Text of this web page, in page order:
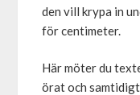
den vill krypa in
för centimeter.
Här möter du
örat och